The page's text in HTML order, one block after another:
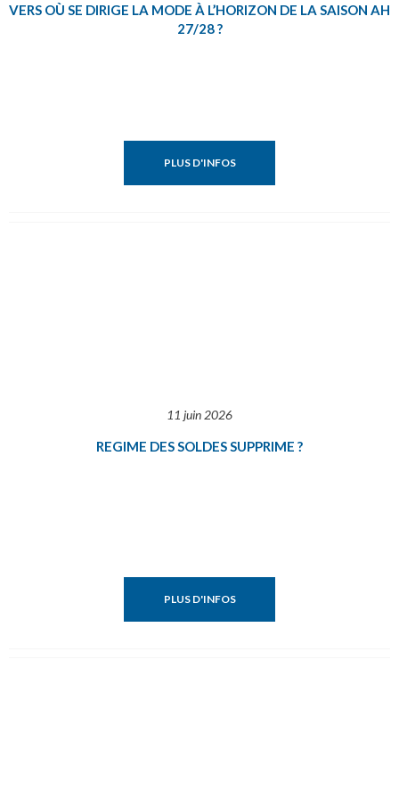
VERS OÙ SE DIRIGE LA MODE À L’HORIZON DE LA SAISON AH
27/28 ?
PLUS D'INFOS
11 juin 2026
REGIME DES SOLDES SUPPRIME ?
PLUS D'INFOS